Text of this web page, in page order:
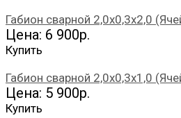
Габион сварной 2,0х0,3х2,0
Цена: 6 900р.
Купить
Габион сварной 2,0х0,3х1,0
Цена: 5 900р.
Купить